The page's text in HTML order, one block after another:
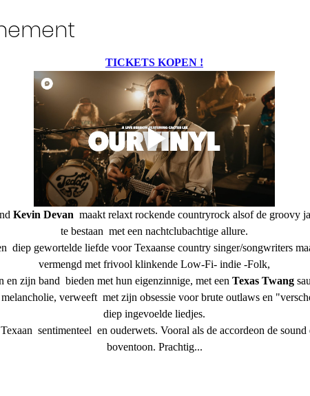
TICKETS KOPEN !
Kevin Devan maakt relaxt rockende countryrock alsof de groovy
te bestaan  met een nachtclubachtige allure.
diep gewortelde liefde voor Texaanse country singer/songwriters
vermengd met frivool klinkende Low-Fi- indie -Folk,
en zijn band  bieden met hun eigenzinnige, met een Texas Twang
melancholie, verweeft  met zijn obsessie voor brute outlaws en
diep ingevoelde liedjes.
sentimenteel  en ouderwets. Vooral als de accordeon de
boventoon. Prachtig...